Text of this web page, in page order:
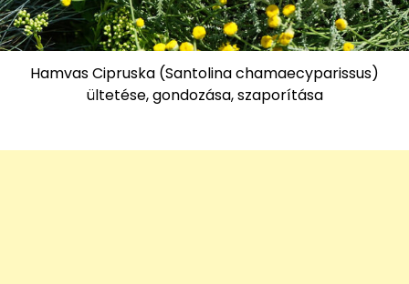
Hamvas Cipruska (Santolina chamaecyparissus)
ültetése, gondozása, szaporítása